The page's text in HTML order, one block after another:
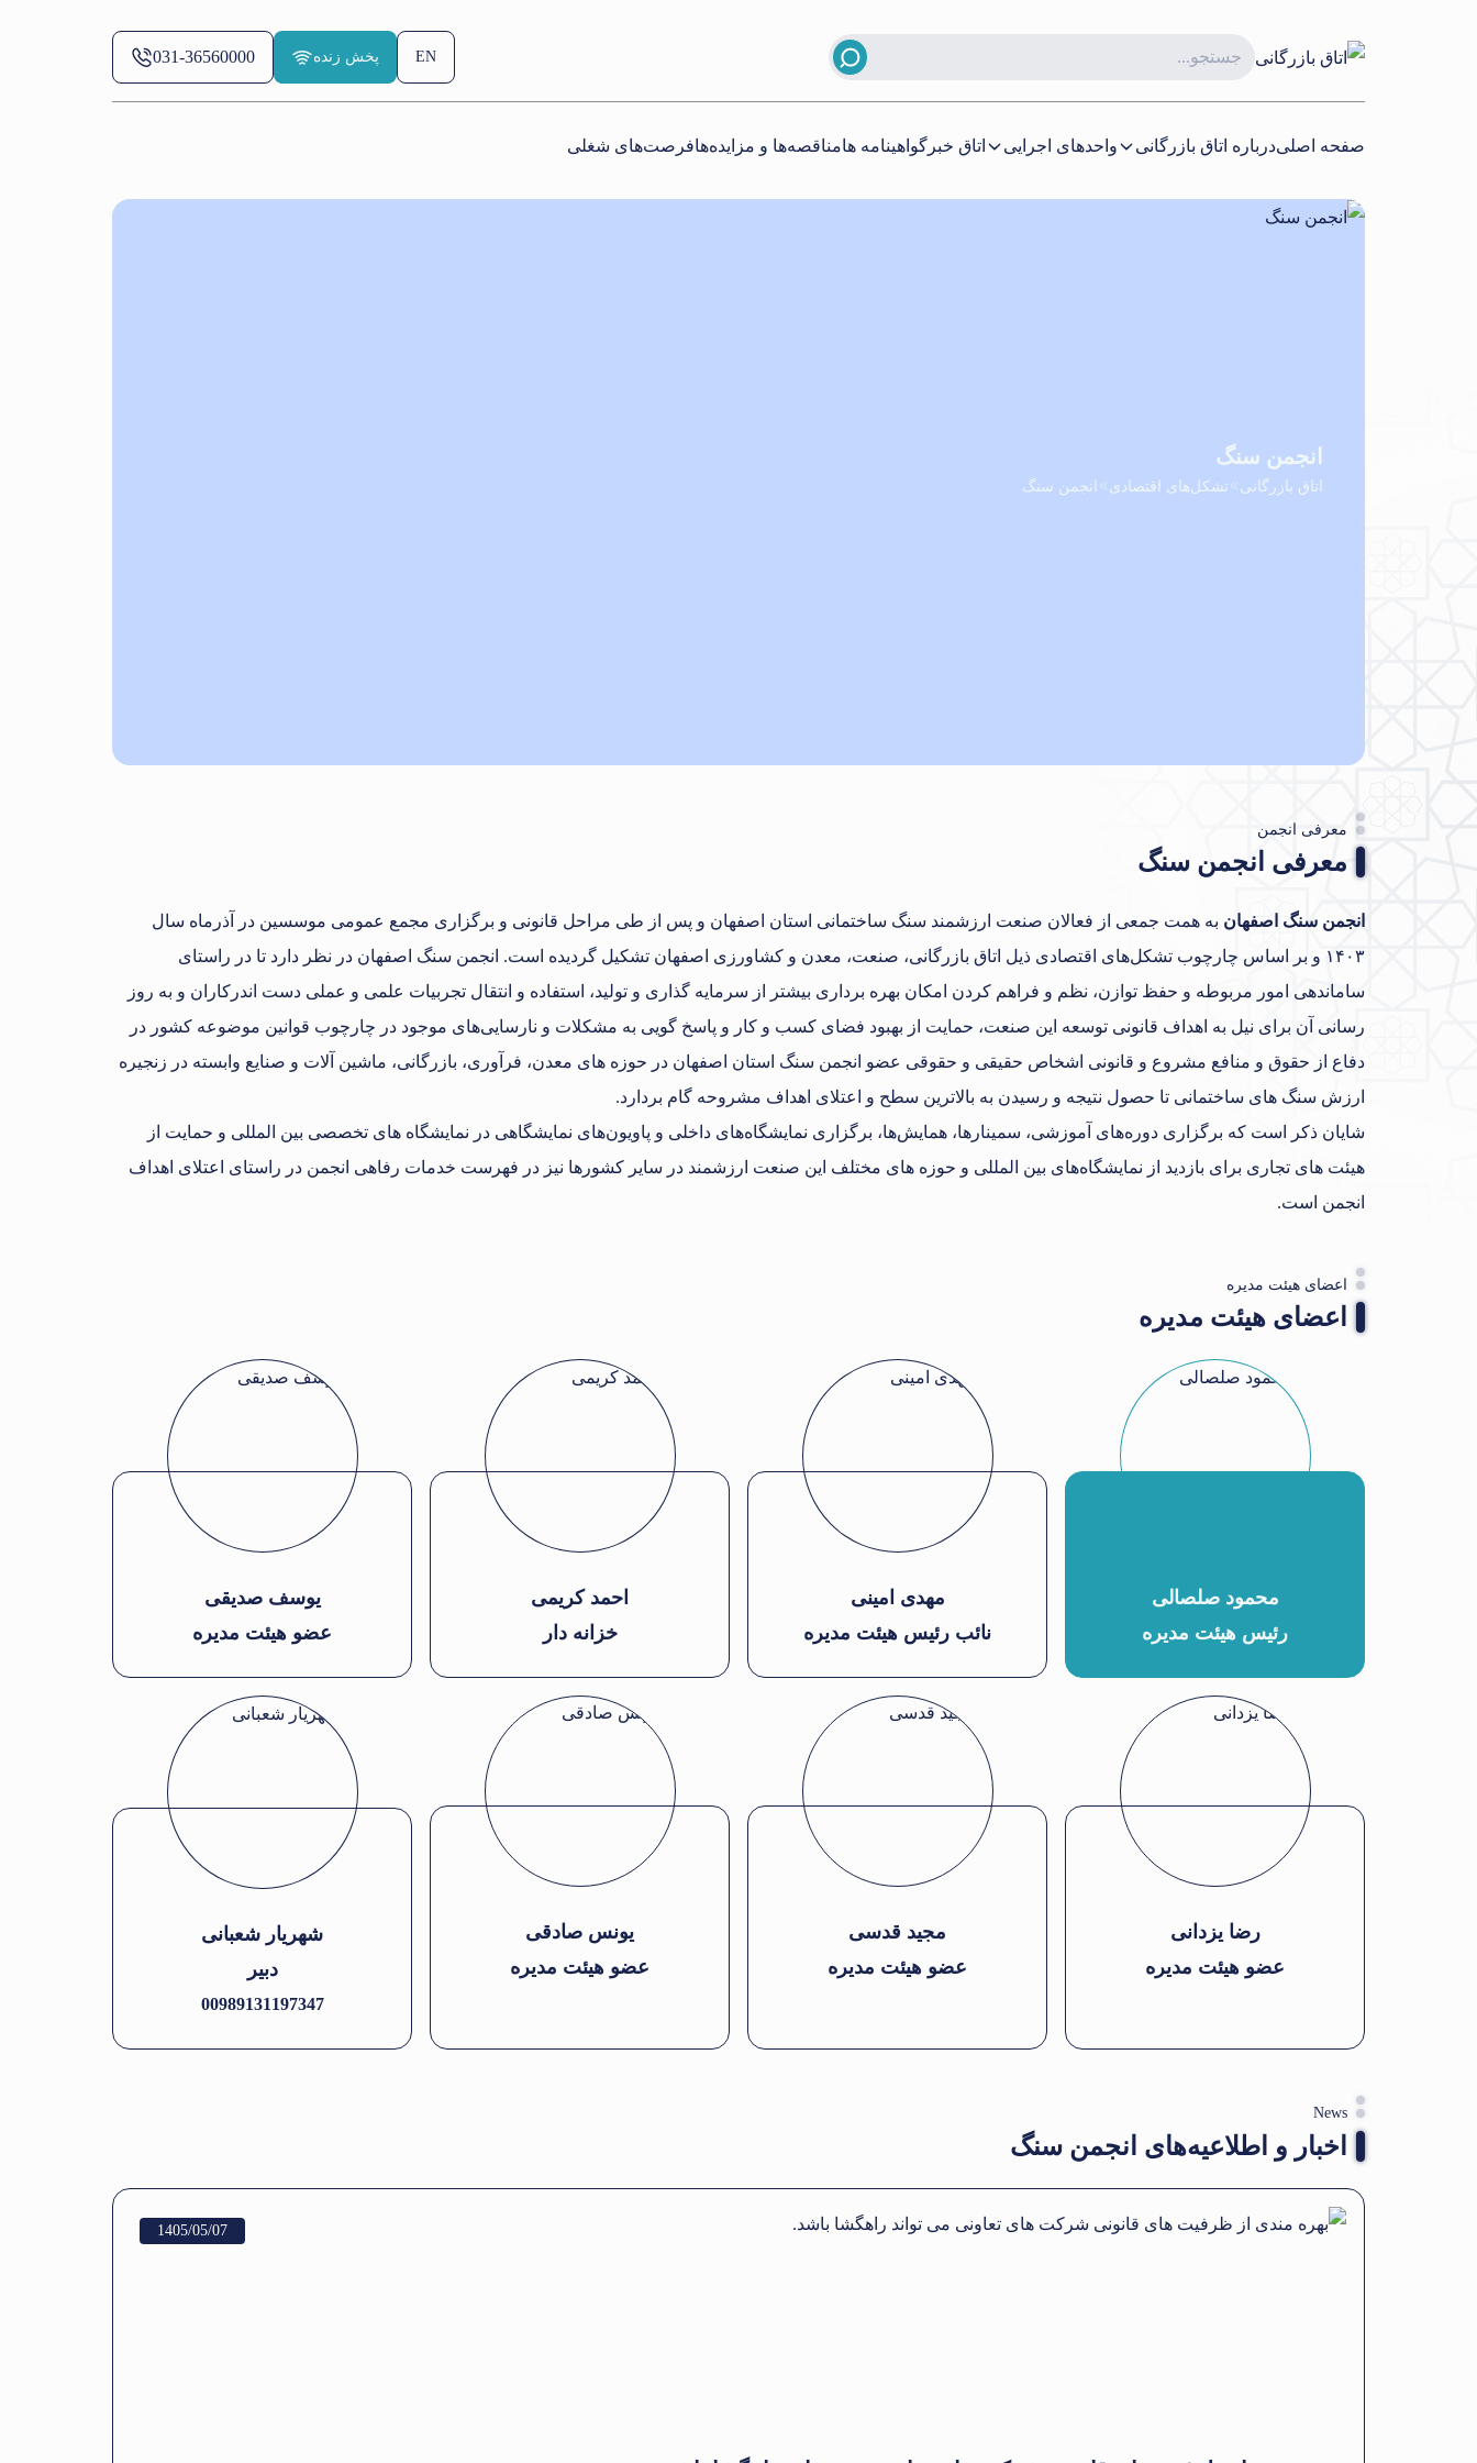
EN پخش زنده 031-36560000
صفحه اصلیدرباره اتاق بازرگانی واحدهای اجرایی اتاق خبر گواهینامه هامناقصه‌ها و مزایده‌هافرصت‌های شغلی
انجمن سنگ
اتاق بازرگانی تشکل‌های اقتصادی انجمن سنگ
معرفی انجمن
معرفی انجمن سنگ
انجمن سنگ اصفهان به همت جمعی از فعالان صنعت ارزشمند سنگ ساختمانی استان اصفهان و پس از طی مراحل قانونی و برگزاری مجمع عمومی موسسین در آذرماه سال
۱۴۰۳ و بر اساس چارچوب تشکل‌های اقتصادی ذیل اتاق بازرگانی، صنعت، معدن و کشاورزی اصفهان تشکیل گردیده است. انجمن سنگ اصفهان در نظر دارد تا در راستای
ساماندهی امور مربوطه و حفظ توازن، نظم و فراهم کردن امکان بهره برداری بیشتر از سرمایه گذاری و تولید، استفاده و انتقال تجربیات علمی و عملی دست اندرکاران و به روز
رسانی آن برای نیل به اهداف قانونی توسعه این صنعت، حمایت از بهبود فضای کسب و کار و پاسخ گویی به مشکلات و نارسایی‌های موجود در چارچوب قوانین موضوعه کشور در
دفاع از حقوق و منافع مشروع و قانونی اشخاص حقیقی و حقوقی عضو انجمن سنگ استان اصفهان در حوزه های معدن، فرآوری، بازرگانی، ماشین آلات و صنایع وابسته در زنجیره
ارزش سنگ های ساختمانی تا حصول نتیجه و رسیدن به بالاترین سطح و اعتلای اهداف مشروحه گام بردارد.
شایان ذکر است که برگزاری دوره‌های آموزشی، سمینارها، همایش‌ها، برگزاری نمایشگاه‌های داخلی و پاویون‌های نمایشگاهی در نمایشگاه های تخصصی بین المللی و حمایت از
هیئت های تجاری برای بازدید از نمایشگاه‌های بین المللی و حوزه های مختلف این صنعت ارزشمند در سایر کشورها نیز در فهرست خدمات رفاهی انجمن در راستای اعتلای اهداف
انجمن است.
اعضای هیئت مدیره
اعضای هیئت مدیره
محمود صلصالی
رئیس هیئت مدیره
مهدی امینی
نائب رئیس هیئت مدیره
احمد کریمی
خزانه دار
یوسف صدیقی
عضو هیئت مدیره
رضا یزدانی
عضو هیئت مدیره
مجید قدسی
عضو هیئت مدیره
یونس صادقی
عضو هیئت مدیره
شهریار شعبانی
دبیر
00989131197347
News
اخبار و اطلاعیه‌های انجمن سنگ
1405/05/07